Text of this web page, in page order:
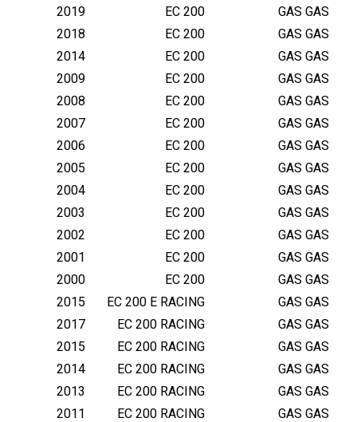
GAS GAS
EC 200
2019
GAS GAS
EC 200
2018
GAS GAS
EC 200
2014
GAS GAS
EC 200
2009
GAS GAS
EC 200
2008
GAS GAS
EC 200
2007
GAS GAS
EC 200
2006
GAS GAS
EC 200
2005
GAS GAS
EC 200
2004
GAS GAS
EC 200
2003
GAS GAS
EC 200
2002
GAS GAS
EC 200
2001
GAS GAS
EC 200
2000
GAS GAS
EC 200 E RACING
2015
GAS GAS
EC 200 RACING
2017
GAS GAS
EC 200 RACING
2015
GAS GAS
EC 200 RACING
2014
GAS GAS
EC 200 RACING
2013
GAS GAS
EC 200 RACING
2011